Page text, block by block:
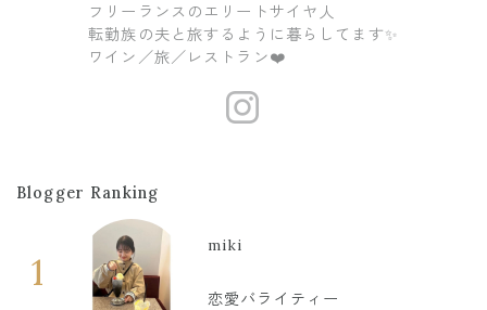
フリーランスのエリートサイヤ人
転勤族の夫と旅するように暮らしてます✨
ワイン／旅／レストラン❤️
Blogger Ranking
1
miki
恋愛バライティー